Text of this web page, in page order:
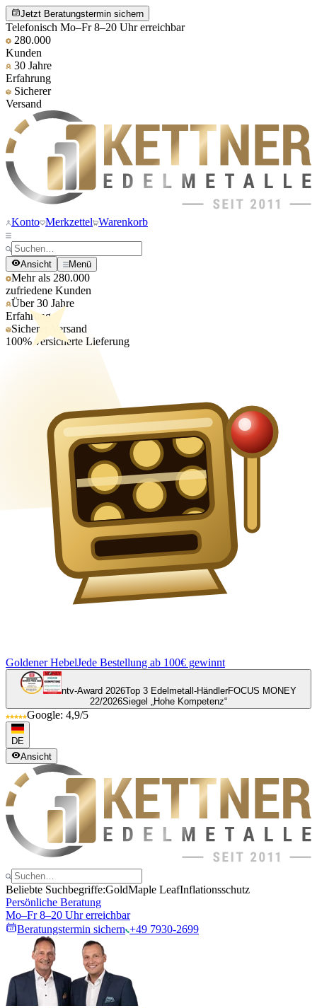
Jetzt Beratungstermin sichern
Telefonisch Mo–Fr 8–20 Uhr erreichbar
280.000
Kunden
30 Jahre
Erfahrung
Sicherer
Versand
Konto Merkzettel Warenkorb
Ansicht Menü
Mehr als 280.000
zufriedene Kunden
Über 30 Jahre
Erfahrung
Sicherer Versand
100% versicherte Lieferung
Goldener HebelJede Bestellung ab 100€ gewinnt
ntv-Award 2026Top 3 Edelmetall-HändlerFOCUS MONEY
22/2026Siegel „Hohe Kompetenz“
Google: 4,9/5
DE
Ansicht
Beliebte Suchbegriffe:GoldMaple LeafInflationsschutz
Persönliche Beratung
Mo–Fr 8–20 Uhr erreichbar
Beratungstermin sichern +49 7930-2699